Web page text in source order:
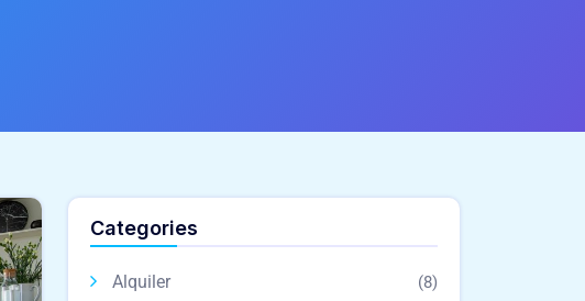
Categories
Alquiler (8)